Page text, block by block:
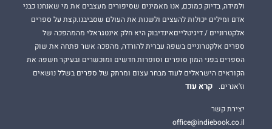
ולמידה, בדיוק כמוכם, אנו מאמינים שסיפורים מעצבים את מי שאנחנו כבני
אדם ומילים יכולות להעצים ולשנות את העולם שסביבנו.קצת על ספרים
אלקטרוניים / דיגיטלייםאינדיבוק היא חלק אינטגראלי מהמהפכה של
ספרים אלקטרוניים בשפה עברית להורדה, מהפכה אשר פתחה את שוק
הספרים בפני המון סופרים וסופרות חדשים ומוכשרים ובעיקר חשפה את
הקוראים הישראלים לעוד מבחר עצום ומרתק של ספרים בשלל נושאים
וז'אנרים.
קרא עוד
יצירת קשר
office@indiebook.co.il